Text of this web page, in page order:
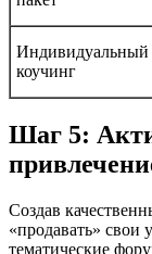
Индивидуальный
коучинг
Шаг 5:
Создав
«продавать» свои
тематические